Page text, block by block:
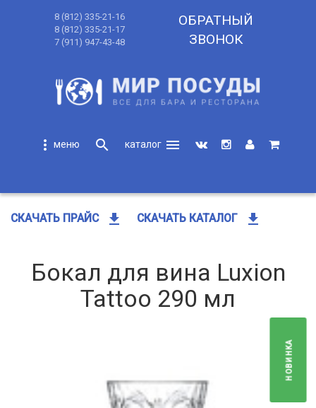
8 (812) 335-21-16
8 (812) 335-21-17
7 (911) 947-43-48
ОБРАТНЫЙ
ЗВОНОК
more_vert search
menu
СКАЧАТЬ ПРАЙС get_app СКАЧАТЬ КАТАЛОГ get_app
Бокал для вина Luxion
Tattoo 290 мл
НОВИНКА